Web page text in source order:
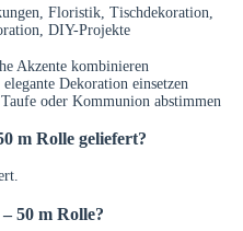
Floristik, Tischdekoration,
DIY-Projekte
Akzente kombinieren
Dekoration einsetzen
oder Kommunion abstimmen
m Rolle geliefert?
50 m Rolle?